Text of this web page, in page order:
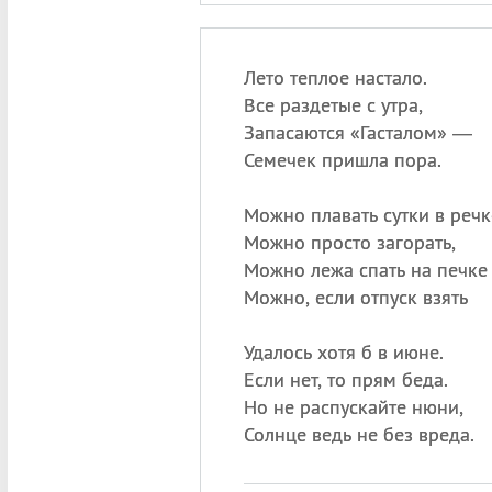
Лето теплое настало.
Все раздетые с утра,
Запасаются «Гасталом» —
Семечек пришла пора.
Можно плавать сутки в
Можно просто загорать,
Можно лежа спать на
Можно, если отпуск взять
Удалось хотя б в июне.
Если нет, то прям беда.
Но не распускайте нюни,
Солнце ведь не без вреда.